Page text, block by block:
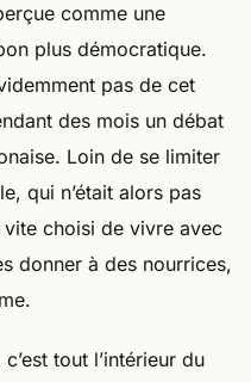
comme une
plus démocratique.
pas de cet
des mois un débat
Loin de se limiter
qui n’était alors pas
choisi de vivre avec
donner à des nourrices,
tout l’intérieur du